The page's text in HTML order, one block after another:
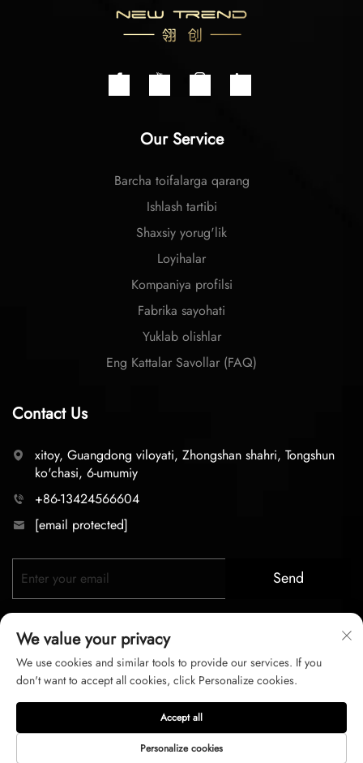
Our Service
Barcha toifalarga qarang
Ishlash tartibi
Shaxsiy yorug'lik
Loyihalar
Kompaniya profilsi
Fabrika sayohati
Yuklab olishlar
Eng Kattalar Savollar (FAQ)
Contact Us
xitoy, Guangdong viloyati, Zhongshan shahri, Tongshun
ko'chasi, 6-umumiy
+86-13424566604
[email protected]
Send
Huquqlari himoyalangan © 2025 zhongshan LC lighting
Co.,LTD. Barcha huquqlar himoyalangan
Maxfiylik siyasi Xizmat shartlari
We value your privacy
We use cookies and similar tools to provide our services. If you
don't want to accept all cookies, click Personalize cookies.
Personalize cookies
Accept all